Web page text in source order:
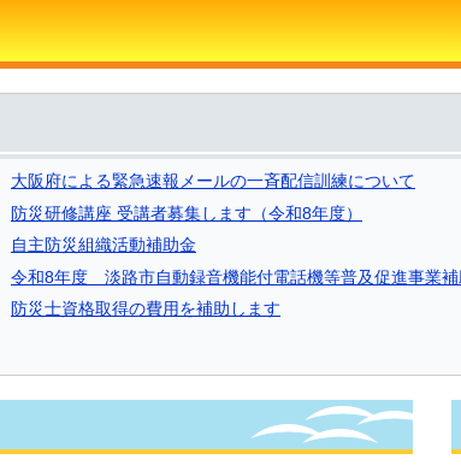
大阪府による緊急速報メールの一斉配信訓練について
防災研修講座 受講者募集します（令和8年度）
自主防災組織活動補助金
令和8年度 淡路市自動録音機能付電話機等普及促進事業補
防災士資格取得の費用を補助します